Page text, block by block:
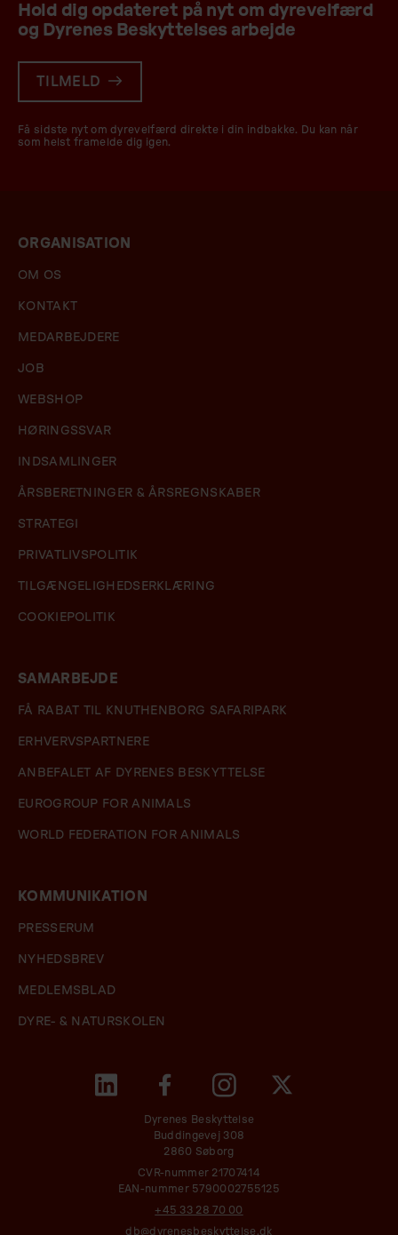
Hold dig opdateret på nyt om dyrevelfærd
og Dyrenes Beskyttelses arbejde
TILMELD
Få sidste nyt om dyrevelfærd direkte i din indbakke. Du kan når
som helst framelde dig igen.
ORGANISATION
OM OS
KONTAKT
MEDARBEJDERE
JOB
WEBSHOP
HØRINGSSVAR
INDSAMLINGER
ÅRSBERETNINGER & ÅRSREGNSKABER
STRATEGI
PRIVATLIVSPOLITIK
TILGÆNGELIGHEDSERKLÆRING
COOKIEPOLITIK
SAMARBEJDE
FÅ RABAT TIL KNUTHENBORG SAFARIPARK
ERHVERVSPARTNERE
ANBEFALET AF DYRENES BESKYTTELSE
EUROGROUP FOR ANIMALS
WORLD FEDERATION FOR ANIMALS
KOMMUNIKATION
PRESSERUM
NYHEDSBREV
MEDLEMSBLAD
DYRE- & NATURSKOLEN
Dyrenes Beskyttelse
Buddingevej 308
2860 Søborg
CVR-nummer 21707414
EAN-nummer 5790002755125
+45 33 28 70 00
db@dyrenesbeskyttelse.dk